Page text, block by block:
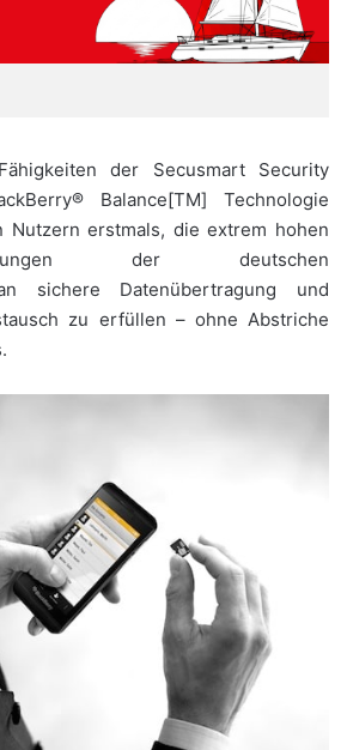
der Secusmart Security
Balance[TM] Technologie
Nutzern erstmals, die extrem hohen
der deutschen
sichere Datenübertragung und
zu erfüllen – ohne Abstriche